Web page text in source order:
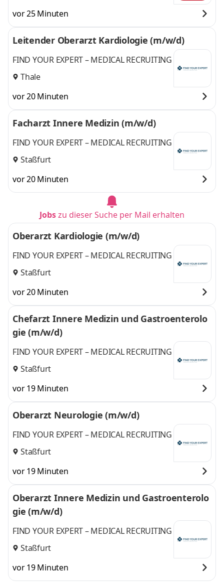
vor 25 Minuten
Leitender Oberarzt Kardiologie (m/w/d)
FIND YOUR EXPERT – MEDICAL RECRUITING
Thale
vor 20 Minuten
Facharzt Innere Medizin (m/w/d)
FIND YOUR EXPERT – MEDICAL RECRUITING
Staßfurt
vor 20 Minuten
Jobszu dieser Suche per Mail erhalten
Oberarzt Kardiologie (m/w/d)
FIND YOUR EXPERT – MEDICAL RECRUITING
Staßfurt
vor 20 Minuten
Chefarzt Innere Medizin und Gastroenterolo
gie (m/w/d)
FIND YOUR EXPERT – MEDICAL RECRUITING
Staßfurt
vor 19 Minuten
Oberarzt Neurologie (m/w/d)
FIND YOUR EXPERT – MEDICAL RECRUITING
Staßfurt
vor 19 Minuten
Oberarzt Innere Medizin und Gastroenterolo
gie (m/w/d)
FIND YOUR EXPERT – MEDICAL RECRUITING
Staßfurt
vor 19 Minuten